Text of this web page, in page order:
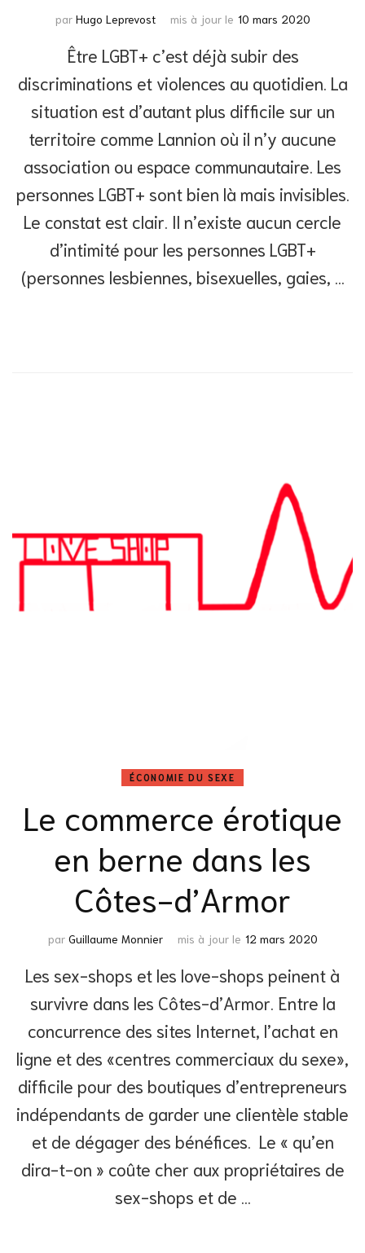
par Hugo Leprevost mis à jour le 10 mars 2020
Être LGBT+ c’est déjà subir des
discriminations et violences au quotidien. La
situation est d’autant plus difficile sur un
territoire comme Lannion où il n’y aucune
association ou espace communautaire. Les
personnes LGBT+ sont bien là mais invisibles.
Le constat est clair. Il n’existe aucun cercle
d’intimité pour les personnes LGBT+
(personnes lesbiennes, bisexuelles, gaies, …
ÉCONOMIE DU SEXE
Le commerce érotique
en berne dans les
Côtes-d’Armor
par Guillaume Monnier mis à jour le 12 mars 2020
Les sex-shops et les love-shops peinent à
survivre dans les Côtes-d’Armor. Entre la
concurrence des sites Internet, l’achat en
ligne et des «centres commerciaux du sexe»,
difficile pour des boutiques d’entrepreneurs
indépendants de garder une clientèle stable
et de dégager des bénéfices. Le « qu’en
dira-t-on » coûte cher aux propriétaires de
sex-shops et de …